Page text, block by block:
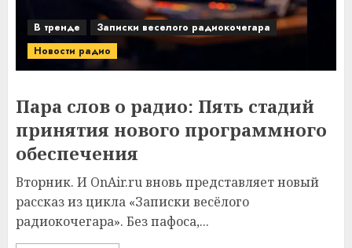
В тренде
Записки веселого радиокочегара
Новости радио
Пара слов о радио: Пять стадий
принятия нового программного
обеспечения
Вторник. И OnAir.ru вновь представляет новый
рассказ из цикла «Записки весёлого
радиокочегара». Без пафоса,...